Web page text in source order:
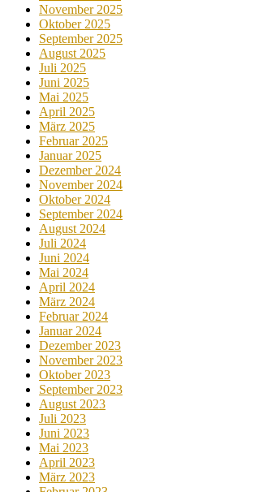
November 2025
Oktober 2025
September 2025
August 2025
Juli 2025
Juni 2025
Mai 2025
April 2025
März 2025
Februar 2025
Januar 2025
Dezember 2024
November 2024
Oktober 2024
September 2024
August 2024
Juli 2024
Juni 2024
Mai 2024
April 2024
März 2024
Februar 2024
Januar 2024
Dezember 2023
November 2023
Oktober 2023
September 2023
August 2023
Juli 2023
Juni 2023
Mai 2023
April 2023
März 2023